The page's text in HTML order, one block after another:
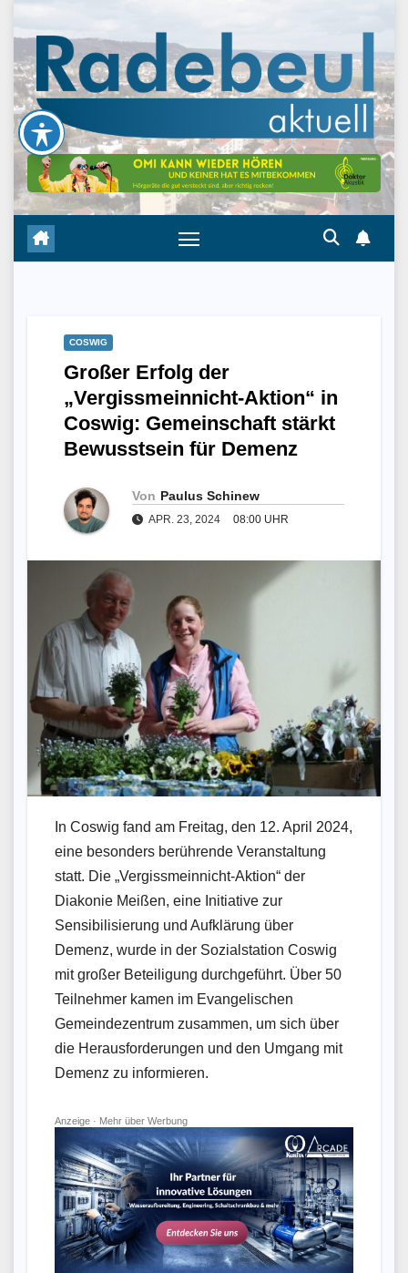
content
COSWIG
Großer Erfolg der
„Vergissmeinnicht-Aktion“ in
Coswig: Gemeinschaft stärkt
Bewusstsein für Demenz
Von Paulus Schinew
APR. 23, 2024 08:00 UHR
In Coswig fand am Freitag, den 12. April 2024,
eine besonders berührende Veranstaltung
statt. Die „Vergissmeinnicht-Aktion“ der
Diakonie Meißen, eine Initiative zur
Sensibilisierung und Aufklärung über
Demenz, wurde in der Sozialstation Coswig
mit großer Beteiligung durchgeführt. Über 50
Teilnehmer kamen im Evangelischen
Gemeindezentrum zusammen, um sich über
die Herausforderungen und den Umgang mit
Demenz zu informieren.
Anzeige · Mehr über Werbung